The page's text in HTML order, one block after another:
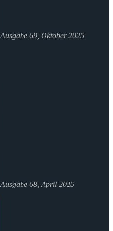
Ausgabe 69, Oktober 2025
Ausgabe 68, April 2025